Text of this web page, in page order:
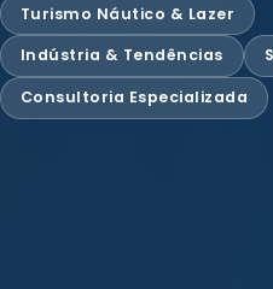
Turismo Náutico & Lazer
Indústria & Tendências
Consultoria Especializada